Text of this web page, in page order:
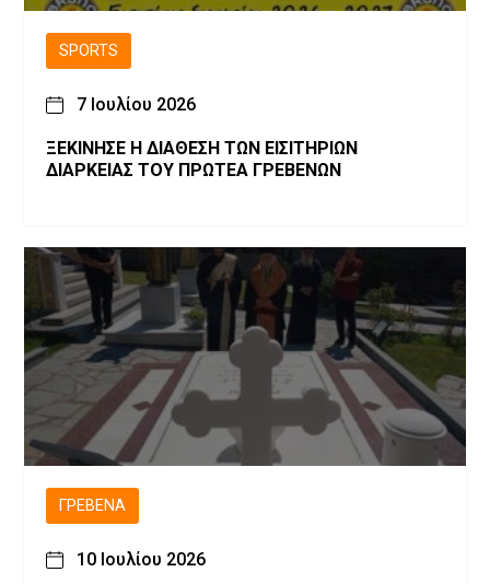
SPORTS
7 Ιουλίου 2026
ΞΕΚΙΝΗΣΕ Η ΔΙΑΘΕΣΗ ΤΩΝ ΕΙΣΙΤΗΡΙΩΝ
ΔΙΑΡΚΕΙΑΣ ΤΟΥ ΠΡΩΤΕΑ ΓΡΕΒΕΝΩΝ
ΓΡΕΒΕΝΆ
10 Ιουλίου 2026